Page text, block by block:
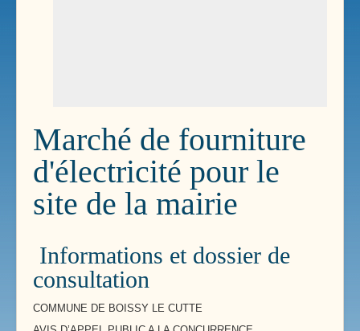
Marché de fourniture
d'électricité pour le
site de la mairie
Informations et dossier de
consultation
COMMUNE DE BOISSY LE CUTTE